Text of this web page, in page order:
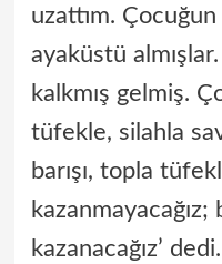
uzattım.
ayaküstü almışlar.
kalkmış gelmiş.
tüfekle, silahla
barışı, topla
kazanmayacağız;
kazanacağız’ dedi.